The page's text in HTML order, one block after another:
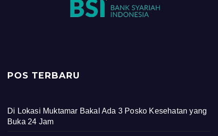
POS TERBARU
Di Lokasi Muktamar Bakal Ada 3 Posko Kesehatan yang
Buka 24 Jam